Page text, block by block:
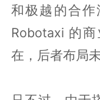
和极越的合
Robotaxi 的
在，后者布局未